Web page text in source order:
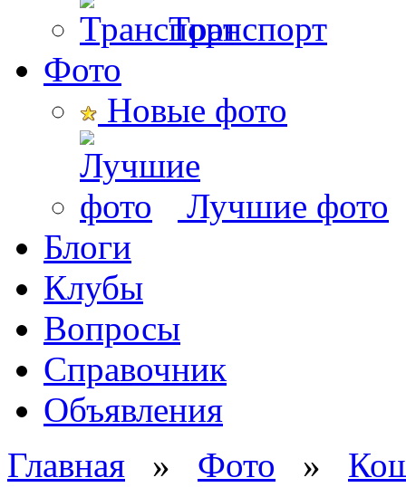
Транспорт
Фото
Новые фото
Лучшие фото
Блоги
Клубы
Вопросы
Справочник
Объявления
Главная » Фото »